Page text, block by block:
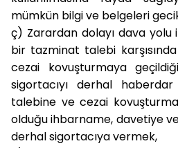
mümkün bilgi ve belgeleri
ç) Zarardan dolayı dava
bir tazminat talebi
cezai kovuşturmaya
sigortacıyı derhal
talebine ve cezai
olduğu ihbarname, davetiye
derhal sigortacıya vermek,